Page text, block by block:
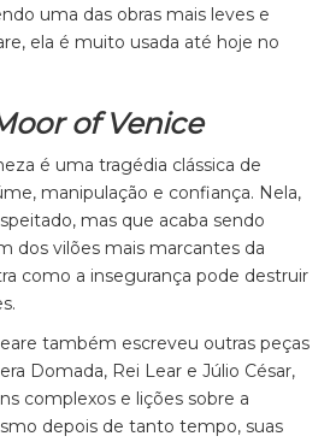
uma das obras mais leves e
ela é muito usada até hoje no
of Venice
é uma tragédia clássica de
manipulação e confiança. Nela,
mas que acaba sendo
dos vilões mais marcantes da
como a insegurança pode destruir
também escreveu outras peças
Domada, Rei Lear e Júlio César,
complexos e lições sobre a
depois de tanto tempo, suas